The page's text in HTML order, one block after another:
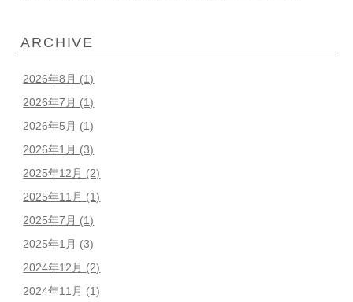
ARCHIVE
2026年8月 (1)
2026年7月 (1)
2026年5月 (1)
2026年1月 (3)
2025年12月 (2)
2025年11月 (1)
2025年7月 (1)
2025年1月 (3)
2024年12月 (2)
2024年11月 (1)